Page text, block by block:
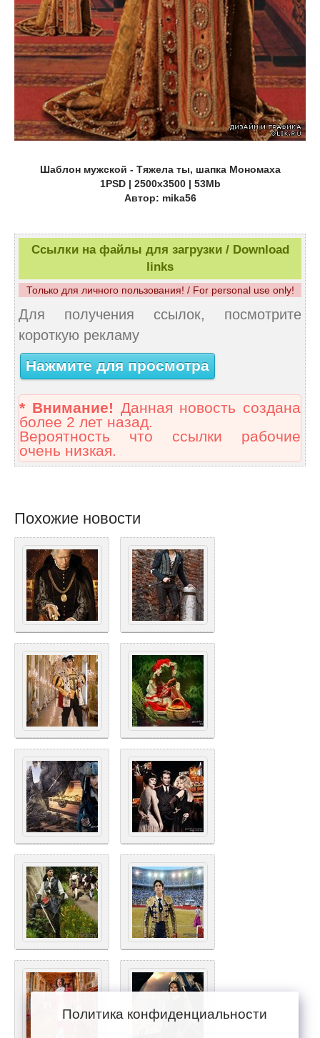
Шаблон мужской - Тяжела ты, шапка Мономаха
1PSD | 2500х3500 | 53Mb
Автор: mika56
Ссылки на файлы для загрузки / Download
links
Только для личного пользования! / For personal use only!
Для получения ссылок, посмотрите
короткую рекламу
Нажмите для просмотра
* Внимание! Данная новость создана
более 2 лет назад.
Вероятность что ссылки рабочие
очень низкая.
Похожие новости
Политика конфиденциальности